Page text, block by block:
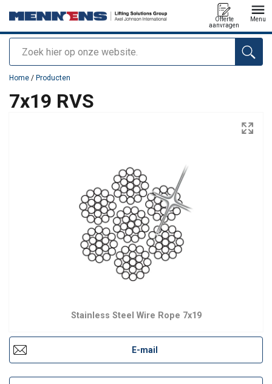
Zoeken
Offerte
aanvragen
Menu
toegevoegd aan uw offerte
Home / Producten
7x19 RVS
Stainless Steel Wire Rope 7x19
E-mail